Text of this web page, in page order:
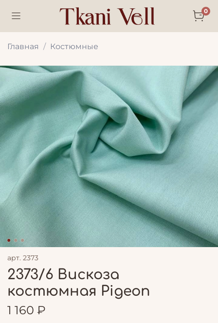
0
Главная Костюмные
арт. 2373
2373/6 Вискоза
костюмная Pigeon
1 160 ₽